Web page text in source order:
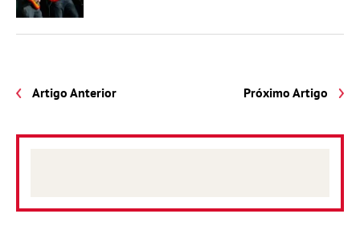
Artigo Anterior Próximo Artigo